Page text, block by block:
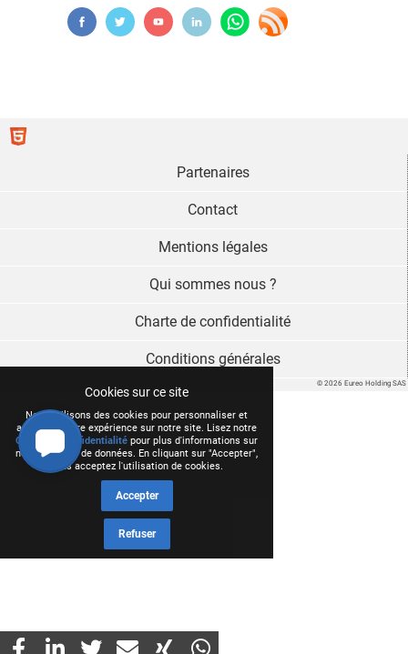
Cookies sur ce site
Nous utilisons des cookies pour personnaliser et
améliorer votre expérience sur notre site. Lisez notre
Charte de confidentialité pour plus d'informations sur
notre collecte de données. En cliquant sur "Accepter",
vous acceptez l'utilisation de cookies.
Accepter
Refuser
© 2026 Eureo Holding SAS
Partenaires
Contact
Mentions légales
Qui sommes nous ?
Charte de confidentialité
Conditions générales